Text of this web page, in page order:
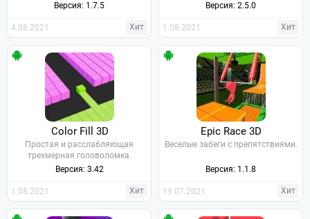
Версия: 1.7.5
4.08.2021 Хит
Версия: 2.5.0
1.08.2021 Хит
Color Fill 3D
Простая и расслабляющая
трехмерная головоломка.
Версия: 3.42
1.08.2021 Хит
Epic Race 3D
Веселые забеги с препятствиями.
Версия: 1.1.8
19.07.2021 Хит